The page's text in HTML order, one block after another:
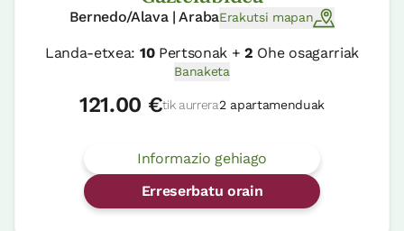
Bernedo/Alava | ArabaErakutsi mapan
Landa-etxea: 10Pertsonak +2 Ohe osagarriak
Banaketa
121.00 €tik aurrera2 apartamenduak
Informazio gehiago
Erreserbatu orain